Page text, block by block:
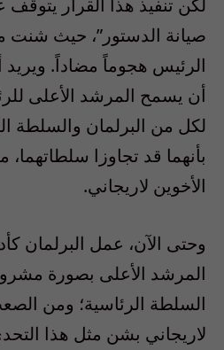
صيانة الدستور”، حيث
الرئيس هجوماً مضاداً.
أن يسمح المرشد الأعلى
لكل من البرلمان والسلطة
بأنهما قد تجاوزا
الأخوين لاريجاني.
وحتى الآن، عمل البرلمان
المرشد الأعلى بصورة
السلطة الرئاسية؛ ومن
لاريجاني بشن مثل هذا